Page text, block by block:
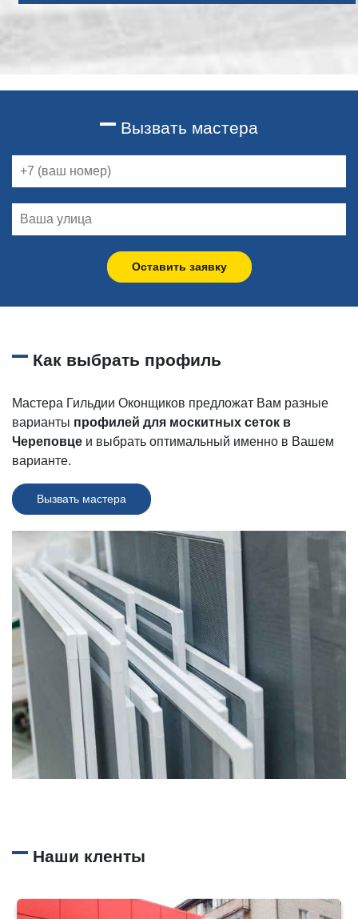
Вызвать мастера
Оставить заявку
Как выбрать профиль
Мастера Гильдии Оконщиков предложат Вам разные
варианты профилей для москитных сеток в
Череповце и выбрать оптимальный именно в Вашем
варианте.
Вызвать мастера
Наши кленты